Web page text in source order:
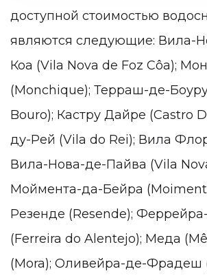
доступной стоимостью
являются следующие: Вила-
Коа (Vila Nova de Foz Côa);
(Monchique); Терраш-де-
Bouro); Кастру Дайре (Castro
ду-Рей (Vila do Rei); Вила
Вила-Нова-де-Пайва (Vila
Моймента-да-Бейра
Резенде (Resende);
(Ferreira do Alentejo); Меда
(Mora); Оливейра-де-Фрадеш